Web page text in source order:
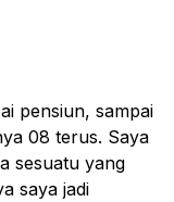
pensiun, sampai
08 terus. Saya
sesuatu yang
saya jadi